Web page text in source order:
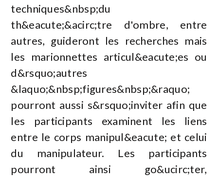
techniques&nbsp;du
th&eacute;&acirc;tre d'ombre, entre
autres, guideront les recherches mais
les marionnettes articul&eacute;es ou
d&rsquo;autres
&laquo;&nbsp;figures&nbsp;&raquo;
pourront aussi s&rsquo;inviter afin que
les participants examinent les liens
entre le corps manipul&eacute; et celui
du manipulateur. Les participants
pourront ainsi go&ucirc;ter,